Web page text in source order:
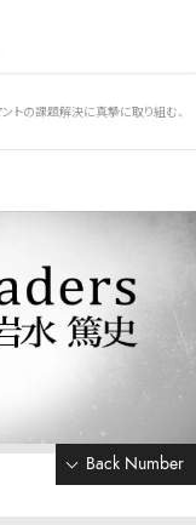
トの課題解決に真摯に取り組む、
Back Number